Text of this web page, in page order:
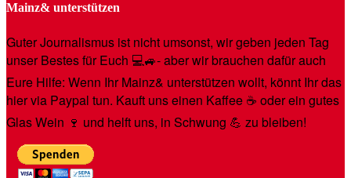
Mainz& unterstützen
Guter Journalismus ist nicht umsonst, wir geben jeden Tag
unser Bestes für Euch 💻🚙- aber wir brauchen dafür auch
Eure Hilfe: Wenn Ihr Mainz& unterstützen wollt, könnt Ihr das
hier via Paypal tun. Kauft uns einen Kaffee ☕️ oder ein gutes
Glas Wein 🍷 und helft uns, in Schwung 💪 zu bleiben!